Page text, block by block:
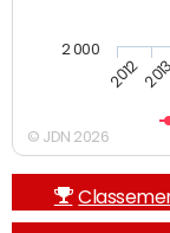
2012 2013
2 000
© JDN 2026